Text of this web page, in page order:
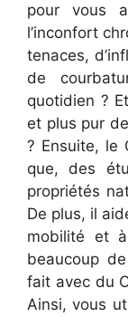
pour vous
l’inconfort
tenaces,
de
quotidien ?
et plus pur
? Ensuite, le
que, des
propriétés
De plus, il
mobilité et à
beaucoup
fait avec du
Ainsi, vous